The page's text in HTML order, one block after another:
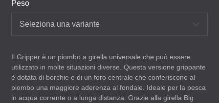
Peso
Seleziona una variante
Il Gripper è un piombo a girella universale che può essere
utilizzato in molte situazioni diverse. Questa versione grippante
è dotata di borchie e di un foro centrale che conferiscono al
piombo una maggiore aderenza al fondale. Ideale per la pesca
in acqua corrente o a lunga distanza. Grazie alla girella Big